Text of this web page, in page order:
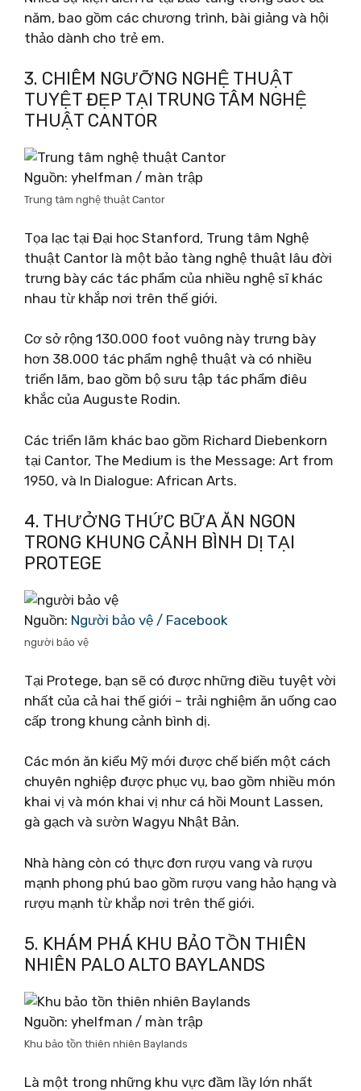
năm, bao gồm các chương trình, bài giảng và hội
thảo dành cho trẻ em.
3. CHIÊM NGƯỠNG NGHỆ THUẬT
TUYỆT ĐẸP TẠI TRUNG TÂM NGHỆ
THUẬT CANTOR
Nguồn: yhelfman / màn trập
Trung tâm nghệ thuật Cantor
Tọa lạc tại Đại học Stanford, Trung tâm Nghệ
thuật Cantor là một bảo tàng nghệ thuật lâu đời
trưng bày các tác phẩm của nhiều nghệ sĩ khác
nhau từ khắp nơi trên thế giới.
Cơ sở rộng 130.000 foot vuông này trưng bày
hơn 38.000 tác phẩm nghệ thuật và có nhiều
triển lãm, bao gồm bộ sưu tập tác phẩm điêu
khắc của Auguste Rodin.
Các triển lãm khác bao gồm Richard Diebenkorn
tại Cantor, The Medium is the Message: Art from
1950, và In Dialogue: African Arts.
4. THƯỞNG THỨC BỮA ĂN NGON
TRONG KHUNG CẢNH BÌNH DỊ TẠI
PROTEGE
Nguồn: Người bảo vệ / Facebook
người bảo vệ
Tại Protege, bạn sẽ có được những điều tuyệt vời
nhất của cả hai thế giới – trải nghiệm ăn uống cao
cấp trong khung cảnh bình dị.
Các món ăn kiểu Mỹ mới được chế biến một cách
chuyên nghiệp được phục vụ, bao gồm nhiều món
khai vị và món khai vị như cá hồi Mount Lassen,
gà gạch và sườn Wagyu Nhật Bản.
Nhà hàng còn có thực đơn rượu vang và rượu
mạnh phong phú bao gồm rượu vang hảo hạng và
rượu mạnh từ khắp nơi trên thế giới.
5. KHÁM PHÁ KHU BẢO TỒN THIÊN
NHIÊN PALO ALTO BAYLANDS
Nguồn: yhelfman / màn trập
Khu bảo tồn thiên nhiên Baylands
Là một trong những khu vực đầm lầy lớn nhất